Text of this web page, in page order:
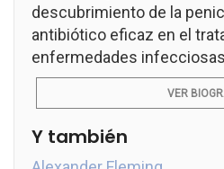
descubrimiento de la
antibiótico eficaz en el
enfermedades
VER
Y también